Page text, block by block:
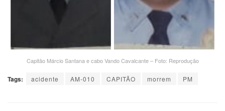
Capitão Márcio Santana e cabo Vando Cavalcante – Foto: Reprodução
Tags: acidente AM-010 CAPITÃO morrem PM